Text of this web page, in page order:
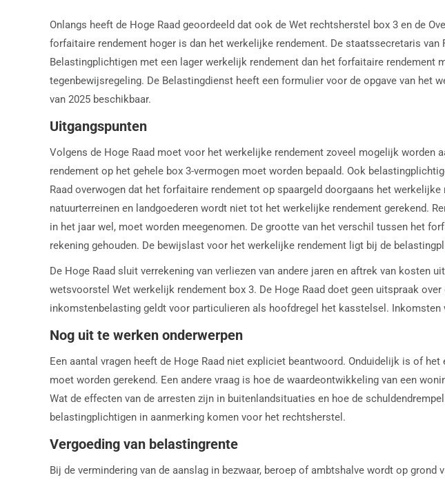
Onlangs heeft de Hoge Raad geoordeeld dat ook de Wet rechtsherstel box 3 en de
forfaitaire rendement hoger is dan het werkelijke rendement. De staatssecretaris
Belastingplichtigen met een lager werkelijk rendement dan het forfaitaire rendement
tegenbewijsregeling. De Belastingdienst heeft een formulier voor de opgave van
van 2025 beschikbaar.
Uitgangspunten
Volgens de Hoge Raad moet voor het werkelijke rendement zoveel mogelijk
rendement op het gehele box 3-vermogen moet worden bepaald. Ook
Raad overwogen dat het forfaitaire rendement op spaargeld doorgaans het
natuurterreinen en landgoederen wordt niet tot het werkelijke rendement gerekend.
in het jaar wel, moet worden meegenomen. De grootte van het verschil tussen het
rekening gehouden. De bewijslast voor het werkelijke rendement ligt bij de
De Hoge Raad sluit verrekening van verliezen van andere jaren en aftrek van kosten
wetsvoorstel Wet werkelijk rendement box 3. De Hoge Raad doet geen uitspraak
inkomstenbelasting geldt voor particulieren als hoofdregel het kasstelsel. Inkomsten
Nog uit te werken onderwerpen
Een aantal vragen heeft de Hoge Raad niet expliciet beantwoord. Onduidelijk is of
moet worden gerekend. Een andere vraag is hoe de waardeontwikkeling van een
Wat de effecten van de arresten zijn in buitenlandsituaties en hoe de
belastingplichtigen in aanmerking komen voor het rechtsherstel.
Vergoeding van belastingrente
Bij de vermindering van de aanslag in bezwaar, beroep of ambtshalve wordt op